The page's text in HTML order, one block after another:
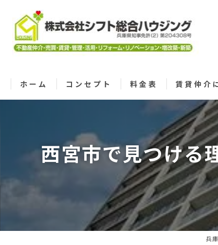
ホーム コンセプト 料金表 賃貸仲介
西宮市で見つける
兵